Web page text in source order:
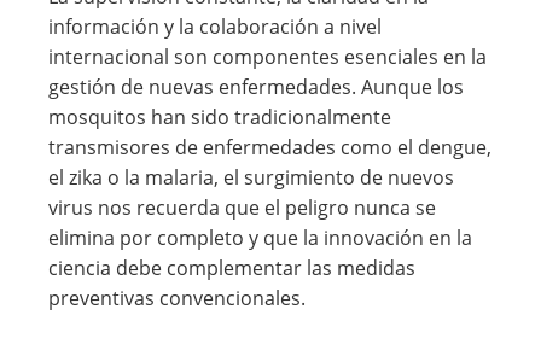
información y la colaboración a nivel
internacional son componentes esenciales en la
gestión de nuevas enfermedades. Aunque los
mosquitos han sido tradicionalmente
transmisores de enfermedades como el dengue,
el zika o la malaria, el surgimiento de nuevos
virus nos recuerda que el peligro nunca se
elimina por completo y que la innovación en la
ciencia debe complementar las medidas
preventivas convencionales.